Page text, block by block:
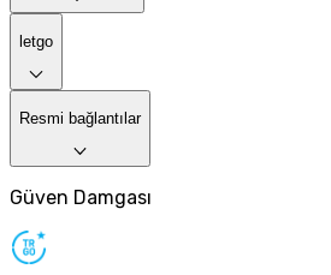
letgo
Resmi bağlantılar
Güven Damgası